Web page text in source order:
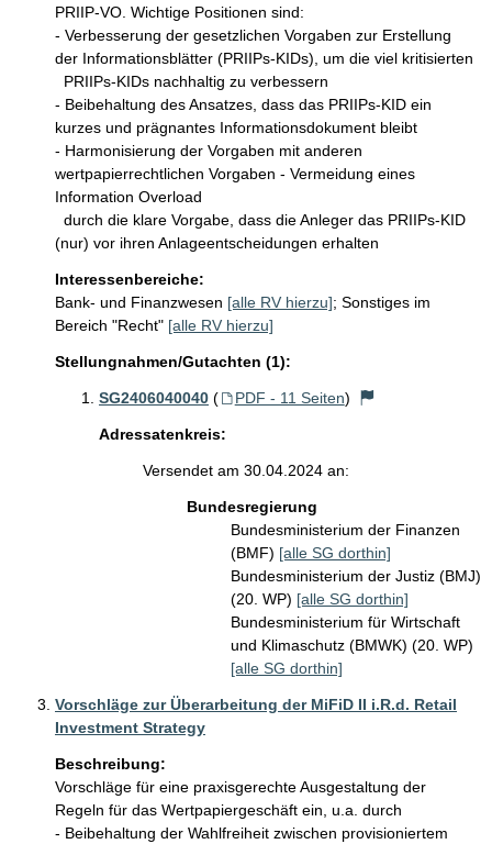
PRIIP-VO. Wichtige Positionen sind:
- Verbesserung der gesetzlichen Vorgaben zur Erstellung
der Informationsblätter (PRIIPs-KIDs), um die viel kritisierten
- Beibehaltung des Ansatzes, dass das PRIIPs-KID ein
kurzes und prägnantes Informationsdokument bleibt
- Harmonisierung der Vorgaben mit anderen
wertpapierrechtlichen Vorgaben - Vermeidung eines
Information Overload
(nur) vor ihren Anlageentscheidungen erhalten
Interessenbereiche:
Bank- und Finanzwesen [alle RV hierzu]; Sonstiges im
Bereich "Recht" [alle RV hierzu]
Stellungnahmen/Gutachten (1):
SG2406040040 ( PDF - 11 Seiten)
Adressatenkreis:
Versendet am 30.04.2024 an:
Bundesregierung
Bundesministerium der Finanzen
(BMF) [alle SG dorthin]
Bundesministerium der Justiz (BMJ)
(20. WP) [alle SG dorthin]
Bundesministerium für Wirtschaft
und Klimaschutz (BMWK) (20. WP)
[alle SG dorthin]
Vorschläge zur Überarbeitung der MiFiD II i.R.d. Retail
Investment Strategy
Beschreibung:
Vorschläge für eine praxisgerechte Ausgestaltung der
Regeln für das Wertpapiergeschäft ein, u.a. durch
- Beibehaltung der Wahlfreiheit zwischen provisioniertem